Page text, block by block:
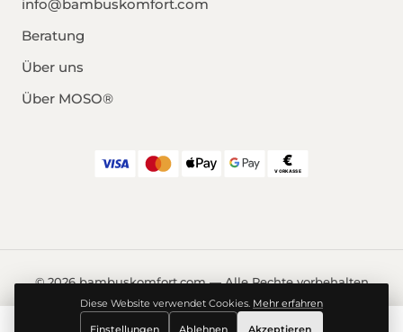
info@bambuskomfort.com
Beratung
Über uns
Über MOSO®
© 2026 bambuskomfort.com — Alle Rechte vorbehalten
ImpressumDatenschutzAGBWiderrufsrecht
Diese Website verwendet Cookies. Mehr erfahren
Einstellungen Ablehnen Akzeptieren